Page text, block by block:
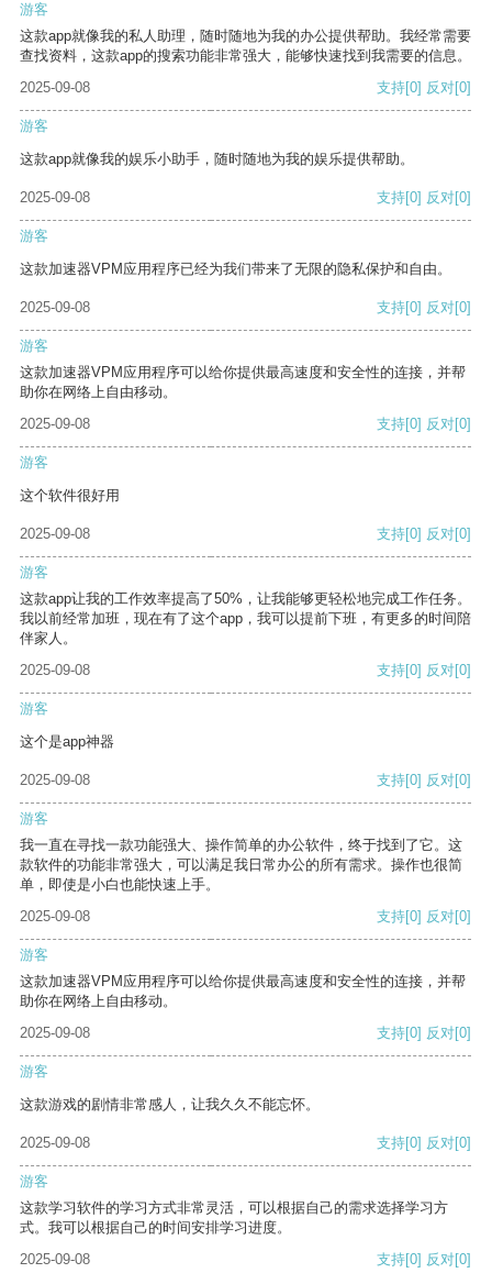
游客
这款app就像我的私人助理，随时随地为我的办公提供帮助。我经常需要
查找资料，这款app的搜索功能非常强大，能够快速找到我需要的信息。
2025-09-08
支持[0] 反对[0]
游客
这款app就像我的娱乐小助手，随时随地为我的娱乐提供帮助。
2025-09-08 支持[0] 反对[0]
游客
这款加速器VPM应用程序已经为我们带来了无限的隐私保护和自由。
2025-09-08 支持[0] 反对[0]
游客
这款加速器VPM应用程序可以给你提供最高速度和安全性的连接，并帮
助你在网络上自由移动。
2025-09-08
支持[0] 反对[0]
游客
这个软件很好用
2025-09-08 支持[0] 反对[0]
游客
这款app让我的工作效率提高了50%，让我能够更轻松地完成工作任务。
我以前经常加班，现在有了这个app，我可以提前下班，有更多的时间陪
伴家人。
2025-09-08
支持[0] 反对[0]
游客
这个是app神器
2025-09-08 支持[0] 反对[0]
游客
我一直在寻找一款功能强大、操作简单的办公软件，终于找到了它。这
款软件的功能非常强大，可以满足我日常办公的所有需求。操作也很简
单，即使是小白也能快速上手。
2025-09-08
支持[0] 反对[0]
游客
这款加速器VPM应用程序可以给你提供最高速度和安全性的连接，并帮
助你在网络上自由移动。
2025-09-08
支持[0] 反对[0]
游客
这款游戏的剧情非常感人，让我久久不能忘怀。
2025-09-08 支持[0] 反对[0]
游客
这款学习软件的学习方式非常灵活，可以根据自己的需求选择学习方
式。我可以根据自己的时间安排学习进度。
2025-09-08
支持[0] 反对[0]